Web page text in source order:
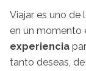
Viajar es uno de
en un momento
experiencia
tanto deseas,